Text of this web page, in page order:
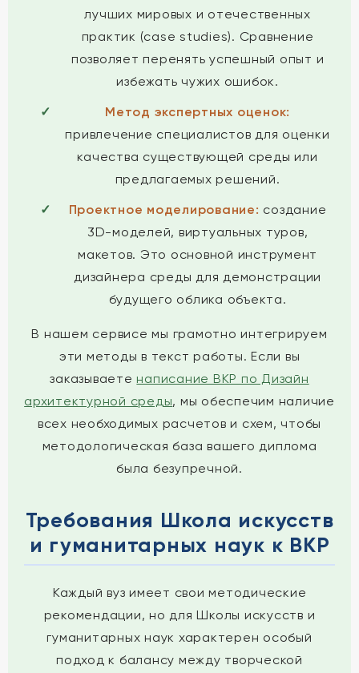
лучших мировых и отечественных
практик (case studies). Сравнение
позволяет перенять успешный опыт и
избежать чужих ошибок.
Метод экспертных оценок:
привлечение специалистов для оценки
качества существующей среды или
предлагаемых решений.
Проектное моделирование: создание
3D-моделей, виртуальных туров,
макетов. Это основной инструмент
дизайнера среды для демонстрации
будущего облика объекта.
В нашем сервисе мы грамотно интегрируем
эти методы в текст работы. Если вы
заказываете написание ВКР по Дизайн
архитектурной среды, мы обеспечим наличие
всех необходимых расчетов и схем, чтобы
методологическая база вашего диплома
была безупречной.
Требования Школа искусств
и гуманитарных наук к ВКР
Каждый вуз имеет свои методические
рекомендации, но для Школы искусств и
гуманитарных наук характерен особый
подход к балансу между творческой